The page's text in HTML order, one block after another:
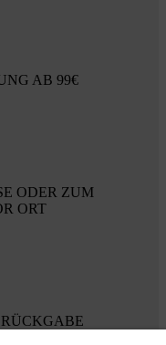
AB 99€
ODER ZUM
ORT